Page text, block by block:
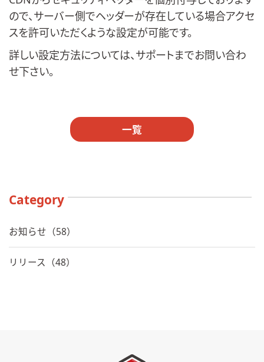
ので、サーバー側でヘッダーが存在している場合アクセ
スを許可いただくような設定が可能です。
詳しい設定方法については、サポートまでお問い合わ
せ下さい。
一覧
Category
お知らせ（58）
リリース（48）